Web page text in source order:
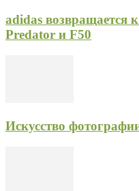
adidas возвращается
Predator и F50
Искусство